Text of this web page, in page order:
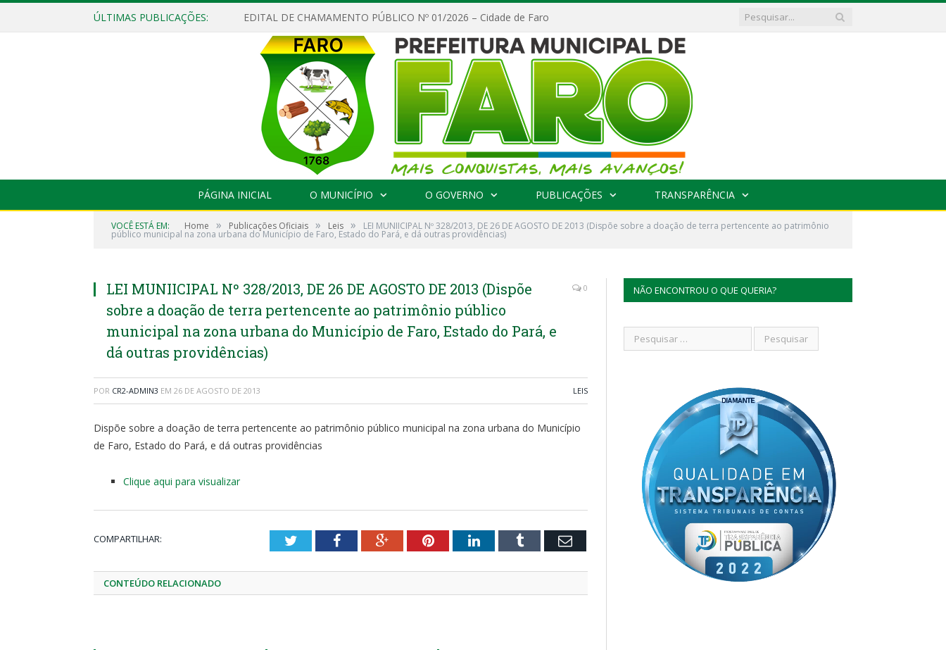
ÚLTIMAS PUBLICAÇÕES: EDITAL DE CHAMAMENTO PÚBLICO Nº 01/2026 – Cidade de Faro
PÁGINA INICIAL O MUNICÍPIO O GOVERNO PUBLICAÇÕES TRANSPARÊNCIA
VOCÊ ESTÁ EM: Home » Publicações Oficiais » Leis » LEI MUNIICIPAL Nº 328/2013, DE 26 DE AGOSTO DE 2013 (Dispõe sobre a doação de terra pertencente ao patrimônio
público municipal na zona urbana do Município de Faro, Estado do Pará, e dá outras providências)
LEI MUNIICIPAL Nº 328/2013, DE 26 DE AGOSTO DE 2013 (Dispõe
sobre a doação de terra pertencente ao patrimônio público
municipal na zona urbana do Município de Faro, Estado do Pará, e
dá outras providências)
0
POR CR2-ADMIN3 EM 26 DE AGOSTO DE 2013 LEIS
Dispõe sobre a doação de terra pertencente ao patrimônio público municipal na zona urbana do Município
de Faro, Estado do Pará, e dá outras providências
Clique aqui para visualizar
COMPARTILHAR: TwitterFacebookGoogle+PinterestLinkedInTumblr Email
CONTEÚDO RELACIONADO
NÃO ENCONTROU O QUE QUERIA?